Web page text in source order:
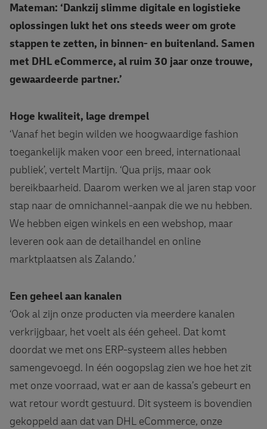
Mateman: ‘Dankzij slimme digitale en logistieke
oplossingen lukt het ons steeds weer om grote
stappen te zetten, in binnen- en buitenland. Samen
met DHL eCommerce, al ruim 30 jaar onze trouwe,
gewaardeerde partner.’
Hoge kwaliteit, lage drempel
‘Vanaf het begin wilden we hoogwaardige fashion
toegankelijk maken voor een breed, internationaal
publiek’, vertelt Martijn. ‘Qua prijs, maar ook
bereikbaarheid. Daarom werken we al jaren stap voor
stap naar de omnichannel-aanpak die we nu hebben.
We hebben eigen winkels en een webshop, maar
leveren ook aan de detailhandel en online
marktplaatsen als Zalando.’
Een geheel aan kanalen
‘Ook al zijn onze producten via meerdere kanalen
verkrijgbaar, het voelt als één geheel. Dat komt
doordat we met ons ERP-systeem alles hebben
samengevoegd. In één oogopslag zien we hoe het zit
met onze voorraad, wat er aan de kassa’s gebeurt en
wat retour wordt gestuurd. Dit systeem is bovendien
gekoppeld aan dat van DHL eCommerce, onze